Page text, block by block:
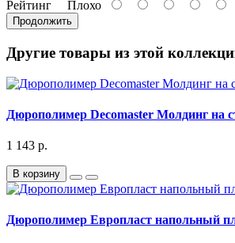
Рейтинг Плохо
Продолжить
Другие товары из этой
Дюрополимер Decomaster Молдинг на
1 143 р.
В корзину
Дюрополимер Европласт напольный